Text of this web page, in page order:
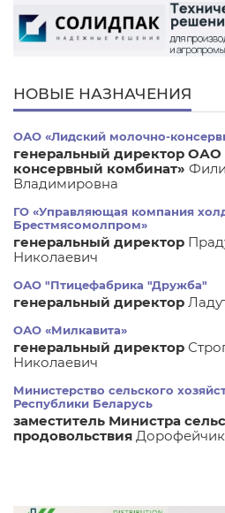
НОВЫЕ НАЗНАЧЕНИЯ
ОАО «Лидский молочно-
генеральный директор
консервный комбинат»
Владимировна
ГО «Управляющая компания
Брестмясомолпром»
генеральный директор
Николаевич
ОАО "Птицефабрика "Дружба"
генеральный директор
ОАО «Милкавита»
генеральный директор
Николаевич
Министерство сельского
Республики Беларусь
заместитель Министра
продовольствия Дорофейчик